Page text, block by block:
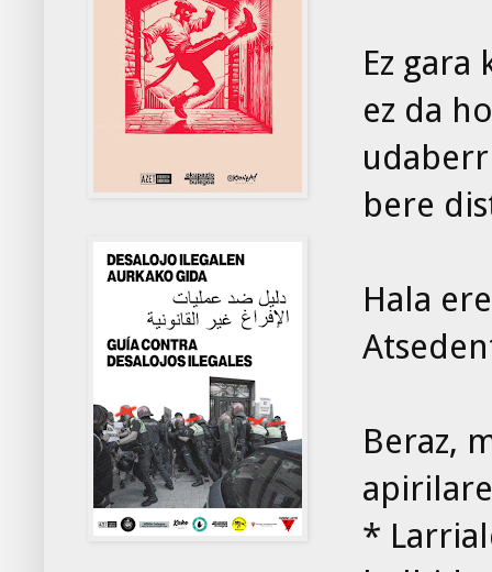
Ez
ez da
bere
Hala
Beraz,
*